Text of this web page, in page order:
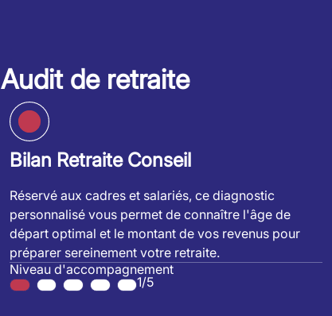
Audit de retraite
Bilan Retraite Conseil
Réservé aux cadres et salariés, ce diagnostic
personnalisé vous permet de connaître l'âge de
départ optimal et le montant de vos revenus pour
préparer sereinement votre retraite.
Niveau d'accompagnement
1/5